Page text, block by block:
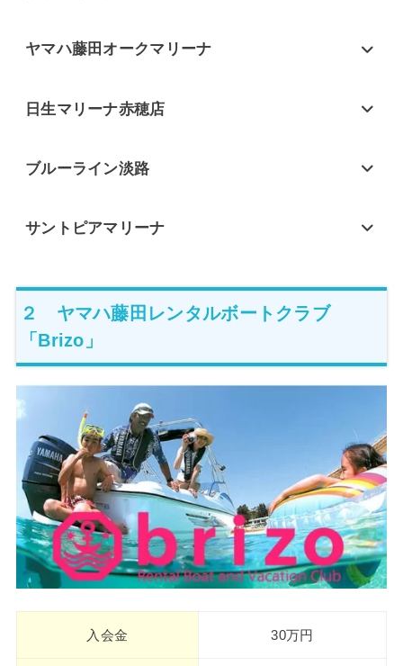
ヤマハ藤田オークマリーナ
日生マリーナ赤穂店
ブルーライン淡路
サントピアマリーナ
２ ヤマハ藤田レンタルボートクラブ
「Brizo」
入会金 30万円